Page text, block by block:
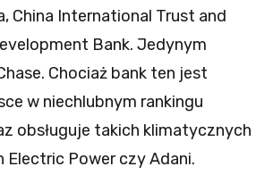
China International Trust and
Bank. Jedynym
Chociaż bank ten jest
w niechlubnym rankingu
obsługuje takich klimatycznych
Electric Power czy Adani.